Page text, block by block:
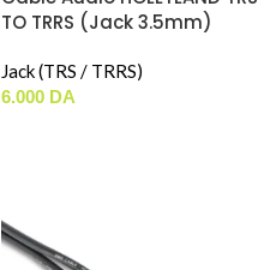
TO TRRS (Jack 3.5mm)
Jack (TRS / TRRS)
6.000 DA